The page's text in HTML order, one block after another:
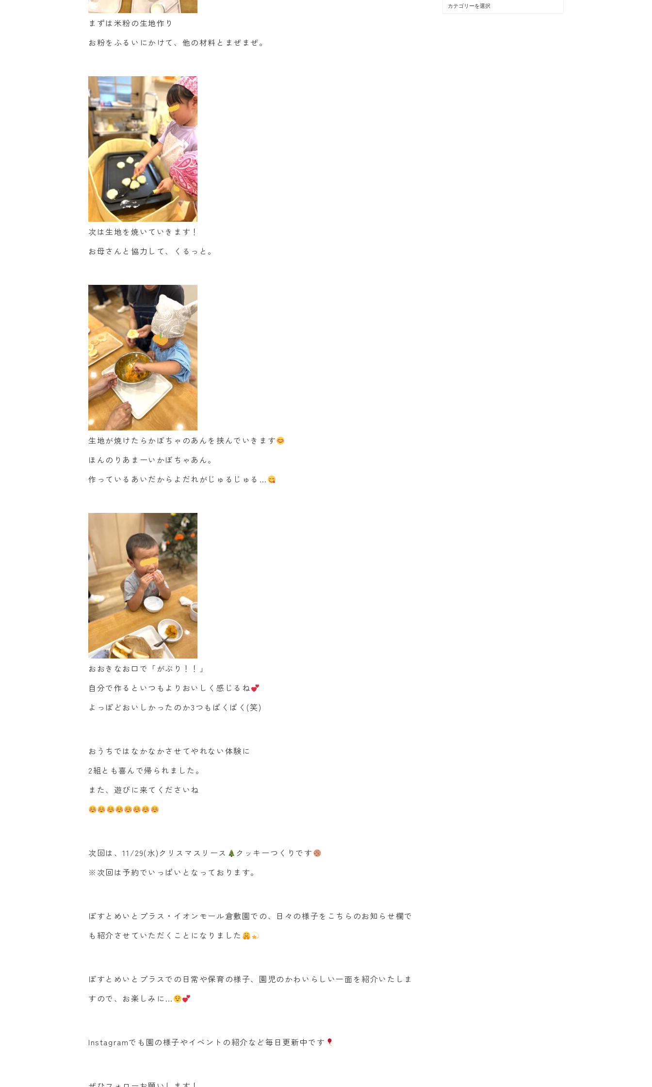
まずは米粉の生地作り
お粉をふるいにかけて、他の材料とまぜまぜ。
次は生地を焼いていきます！
お母さんと協力して、くるっと。
生地が焼けたらかぼちゃのあんを挟んでいきます
ほんのりあまーいかぼちゃあん。
作っているあいだからよだれがじゅるじゅる…
おおきなお口で「がぶり！！」
自分で作るといつもよりおいしく感じるね
よっぽどおいしかったのか3つもぱくぱく(笑)
おうちではなかなかさせてやれない体験に
2組とも喜んで帰られました。
また、遊びに来てくださいね
次回は、11/29(水)クリスマスリース
クッキーつくりです
※次回は予約でいっぱいとなっております。
ぽすとめいとプラス・イオンモール倉敷園での、日々の様子をこちらのお知らせ欄で
も紹介させていただくことになりました
ぽすとめいとプラスでの日常や保育の様子、園児のかわいらしい一面を紹介いたしま
すので、お楽しみに…
Instagramでも園の様子やイベントの紹介など毎日更新中です